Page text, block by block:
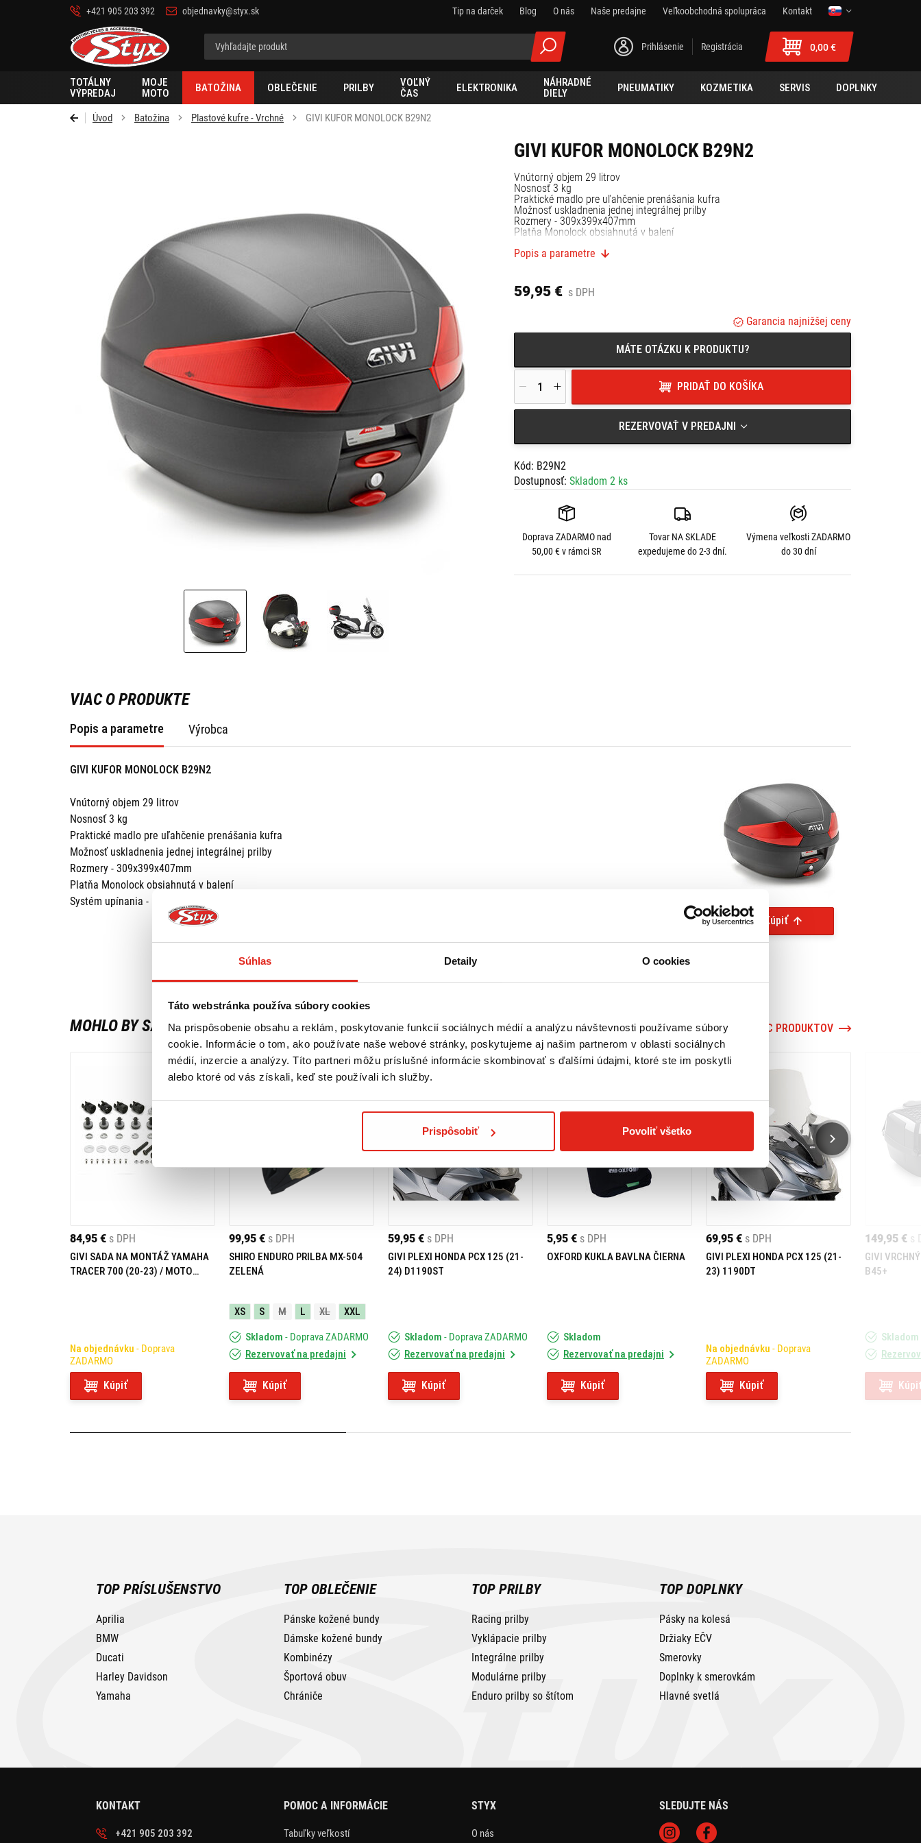
Súhlas Detaily O cookies
Táto webstránka používa súbory cookies
Na prispôsobenie obsahu a reklám, poskytovanie funkcií sociálnych médií a analýzu návštevnosti používame súbory
cookie. Informácie o tom, ako používate naše webové stránky, poskytujeme aj našim partnerom v oblasti sociálnych
médií, inzercie a analýzy. Títo partneri môžu príslušné informácie skombinovať s ďalšími údajmi, ktoré ste im poskytli
alebo ktoré od vás získali, keď ste používali ich služby.
Prispôsobiť Povoliť všetko
+421 905 203 392 objednavky@styx.sk Tip na darček Blog O nás Naše predajne Veľkoobchodná spolupráca
Kontakt
Styx
Prihlásenie
Registrácia 0,00 €
TOTÁLNY
VÝPREDAJ
MOJE
MOTO
BATOŽINA OBLEČENIE PRILBY
VOĽNÝ
ČAS
ELEKTRONIKA
NÁHRADNÉ
DIELY
PNEUMATIKY KOZMETIKA SERVIS DOPLNKY
Úvod Batožina Plastové kufre - Vrchné GIVI KUFOR MONOLOCK B29N2
GIVI KUFOR MONOLOCK B29N2
Vnútorný objem 29 litrov
Nosnosť 3 kg
Praktické madlo pre uľahčenie prenášania kufra
Možnosť uskladnenia jednej integrálnej prilby
Rozmery - 309x399x407mm
Platňa Monolock obsiahnutá v balení
Popis a parametre
59,95 € s DPH
Garancia najnižšej ceny
MÁTE OTÁZKU K PRODUKTU?
PRIDAŤ DO KOŠÍKA
REZERVOVAŤ V PREDAJNI
Kód: B29N2
Dostupnosť: Skladom 2 ks
Doprava ZADARMOnad
50,00 € v rámci SR
Tovar NA SKLADE
expedujeme do 2-3 dní.
Výmena veľkostiZADARMO
do 30 dní
VIAC O PRODUKTE
Popis a parametre Výrobca
GIVI KUFOR MONOLOCK B29N2
Vnútorný objem 29 litrov
Nosnosť 3 kg
Praktické madlo pre uľahčenie prenášania kufra
Možnosť uskladnenia jednej integrálnej prilby
Rozmery - 309x399x407mm
Platňa Monolock obsiahnutá v balení
Systém upínania - Monolock
Kúpiť
MOHLO BY SA VÁM PÁČIŤ VIAC PRODUKTOV
84,95 € s DPH
GIVI SADA NA MONTÁŽ YAMAHA
TRACER 700 (20-23) / MOTO
Na objednávku - Doprava
ZADARMO
Kúpiť
99,95 € s DPH
SHIRO ENDURO PRILBA MX-504
ZELENÁ
XS S M L XL XXL
Skladom - Doprava ZADARMO
Rezervovať na predajni
Kúpiť
59,95 € s DPH
GIVI PLEXI HONDA PCX 125 (21-
24) D1190ST
Skladom - Doprava ZADARMO
Rezervovať na predajni
Kúpiť
5,95 € s DPH
OXFORD KUKLA BAVLNA ČIERNA
Skladom
Rezervovať na predajni
Kúpiť
69,95 € s DPH
GIVI PLEXI HONDA PCX 125 (21-
23) 1190DT
Na objednávku - Doprava
ZADARMO
Kúpiť
149,95 € s
GIVI
B45+
Skladom
TOP PRÍSLUŠENSTVO
Aprilia
BMW
Ducati
Harley Davidson
Yamaha
TOP OBLEČENIE
Pánske kožené bundy
Dámske kožené bundy
Kombinézy
Športová obuv
Chrániče
TOP PRILBY
Racing prilby
Vyklápacie prilby
Integrálne prilby
Modulárne prilby
Enduro prilby so štítom
TOP DOPLNKY
Pásky na kolesá
Držiaky EČV
Smerovky
Doplnky k smerovkám
Hlavné svetlá
KONTAKT
+421 905 203 392
POMOC A INFORMÁCIE
Tabuľky veľkostí
STYX
O nás
SLEDUJTE NÁS